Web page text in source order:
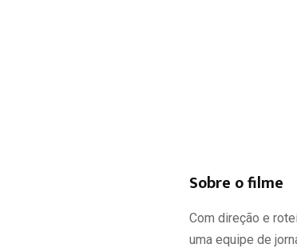
Sobre o filme
Com direção e
uma equipe de